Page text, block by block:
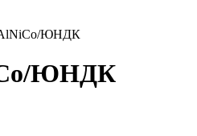
ЮНДК
ЮНДК